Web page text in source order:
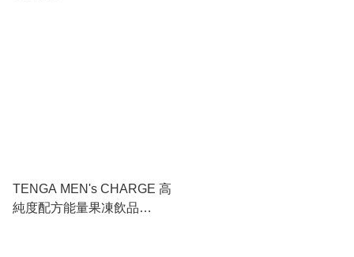
TENGA MEN's CHARGE 高
純度配方能量果凍飲品